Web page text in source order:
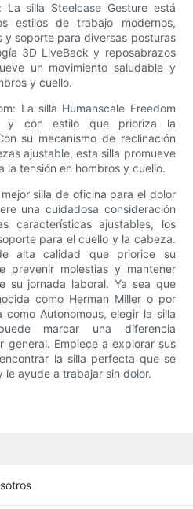
La silla Steelcase Gesture está
estilos de trabajo modernos,
y soporte para diversas posturas
3D LiveBack y reposabrazos
un movimiento saludable y
y cuello.
La silla Humanscale Freedom
y con estilo que prioriza la
su mecanismo de reclinación
ajustable, esta silla promueve
la tensión en hombros y cuello.
silla de oficina para el dolor
una cuidadosa consideración
características ajustables, los
para el cuello y la cabeza.
alta calidad que priorice su
prevenir molestias y mantener
su jornada laboral. Ya sea que
como Herman Miller o por
como Autonomous, elegir la silla
marcar una diferencia
general. Empiece a explorar sus
la silla perfecta que se
ayude a trabajar sin dolor.